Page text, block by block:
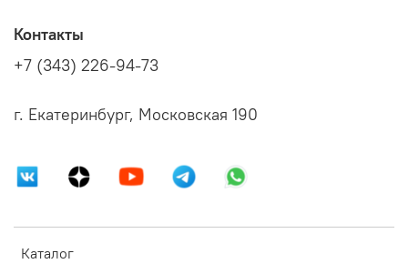
Каталог
Контакты
+7 (343) 226-94-73
г. Екатеринбург, Московская 190